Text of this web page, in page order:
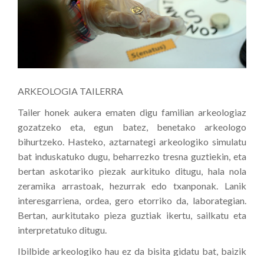
ARKEOLOGIA TAILERRA
Tailer honek aukera ematen digu familian arkeologiaz
gozatzeko eta, egun batez, benetako arkeologo
bihurtzeko. Hasteko, aztarnategi arkeologiko simulatu
bat induskatuko dugu, beharrezko tresna guztiekin, eta
bertan askotariko piezak aurkituko ditugu, hala nola
zeramika arrastoak, hezurrak edo txanponak. Lanik
interesgarriena, ordea, gero etorriko da, laborategian.
Bertan, aurkitutako pieza guztiak ikertu, sailkatu eta
interpretatuko ditugu.
Ibilbide arkeologiko hau ez da bisita gidatu bat, baizik